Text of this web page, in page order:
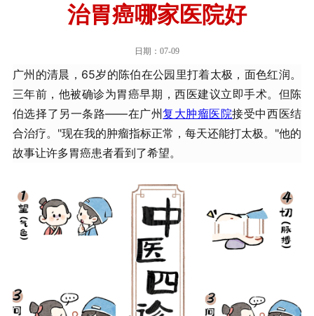
治胃癌哪家医院好
日期：07-09
广州的清晨，65岁的陈伯在公园里打着太极，面色红润。
三年前，他被确诊为胃癌早期，西医建议立即手术。但陈
伯选择了另一条路——在广州复大肿瘤医院接受中西医结
合治疗。"现在我的肿瘤指标正常，每天还能打太极。"他的
故事让许多胃癌患者看到了希望。